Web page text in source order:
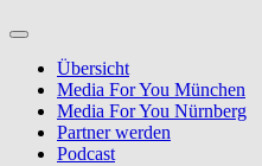
Übersicht
Media For You München
Media For You Nürnberg
Partner werden
Podcast